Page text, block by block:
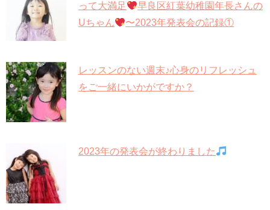
って大満足
早良区紅葉幼稚園年長さんの
Uちゃん
〜2023年発表会の記録①
レッスンのない週末♪心身のリフレッシュ
をご一緒にいかがですか？
2023年の発表会が終わりました